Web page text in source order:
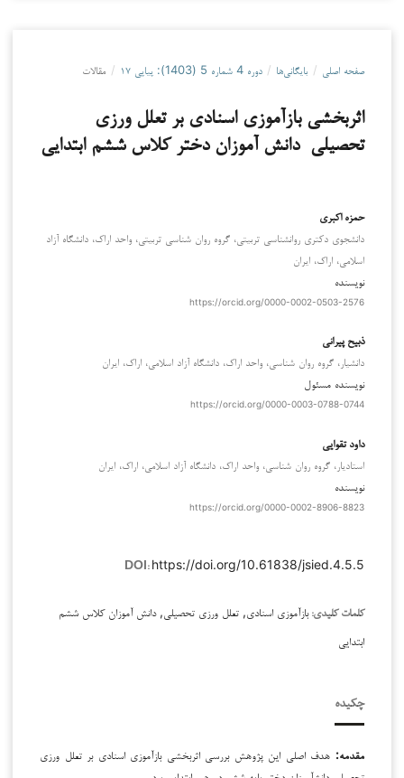
صفحه اصلی / بایگانی‌ها / دوره 4 شماره 5 (1403): پیاپی ‍۱۷ / مقالات
اثربخشی بازآموزی اسنادی بر تعلل ورزی
تحصیلی دانش آموزان دختر کلاس ششم ابتدایی
حمزه اکبری
دانشجوی دکتری روانشناسی تربیتی، گروه روان شناسی تربیتی، واحد اراک، دانشگاه آزاد
اسلامی، اراک، ایران
نویسنده
https://orcid.org/0000-0002-0503-2576
ذبیح پیرانی
دانشیار، گروه روان شناسی، واحد اراک، دانشگاه آزاد اسلامی، اراک، ایران
نویسنده مسئول
https://orcid.org/0000-0003-0788-0744
داود تقوایی
استادیار، گروه روان شناسی، واحد اراک، دانشگاه آزاد اسلامی، اراک، ایران
نویسنده
https://orcid.org/0000-0002-8906-8823
DOI: https://doi.org/10.61838/jsied.4.5.5
کلمات کلیدی:بازآموزی اسنادی, تعلل ورزی تحصیلی, دانش آموزان کلاس ششم
ابتدایی
چکیده
مقدمه: هدف اصلی این پژوهش بررسی اثربخشی بازآموزی اسنادی بر تعلل ورزی